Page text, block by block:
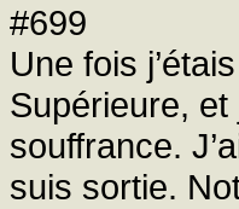
#699
Une fois
Supérieure,
souffrance.
suis sortie.